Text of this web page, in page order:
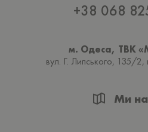
+38 068
м. Одеса, ТВК
вул. Г. Липського, 135/2,
Ми